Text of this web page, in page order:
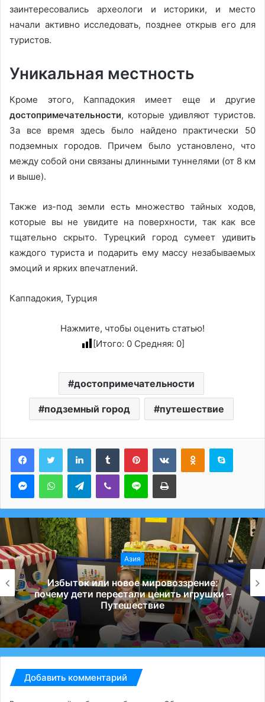
заинтересовались археологи и историки, и место
начали активно исследовать, позднее открыв его для
туристов.
Уникальная местность
Кроме этого, Каппадокия имеет еще и другие
достопримечательности, которые удивляют туристов.
За все время здесь было найдено практически 50
подземных городов. Причем было установлено, что
между собой они связаны длинными туннелями (от 8 км
и выше).
Также из-под земли есть множество тайных ходов,
которые вы не увидите на поверхности, так как все
тщательно скрыто. Турецкий город сумеет удивить
каждого туриста и подарить ему массу незабываемых
эмоций и ярких впечатлений.
Каппадокия, Турция
Нажмите, чтобы оценить статью!
[Итого: 0Средняя: 0]
достопримечательности
подземный город путешествие
LinkedInTumblr PinterestВконтактеОдноклассники
Skype
MessengerWhatsAppTelegramViber Line Печатать
Азия
Избыток или новое мировоззрение:
почему дети перестали ценить игрушки –
Путешествие
Добавить комментарий